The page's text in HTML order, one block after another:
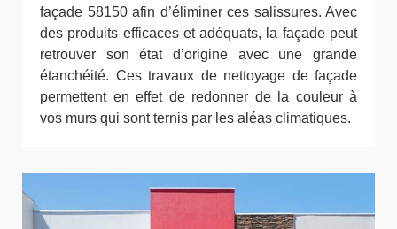
façade 58150 afin d’éliminer ces salissures. Avec
des produits efficaces et adéquats, la façade peut
retrouver son état d’origine avec une grande
étanchéité. Ces travaux de nettoyage de façade
permettent en effet de redonner de la couleur à
vos murs qui sont ternis par les aléas climatiques.